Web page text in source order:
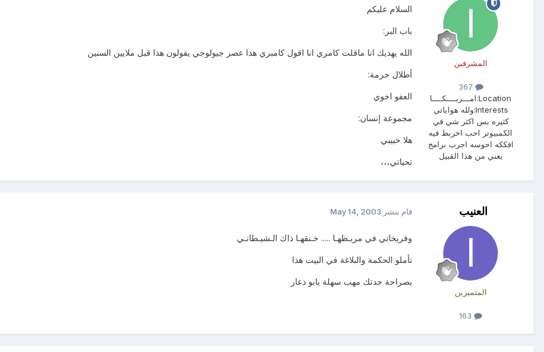
المشرفين
Location: امـــريــــكــــا
Interests: ولله هواياتي
كثيره بس اكثر شي في
الكمبيوتر احب اخربط فيه
افككه احوسه اجرب برامج
يعني من هذا القبيل
السلام عليكم
باب البر:
الله يهديك انا ماقلت كامري انا اقول كامبري هذا عصر جيولوجي يقولون هذا قبل ملايين السنين
أطلال حرمة:
العفو اخوي
مجموعة إنسان:
هلا حبيبي
تحياتي،،،
العنيب
المتميزين
قام بنشر May 14, 2003
وفريخاتي في مربـظهـا ..... خـنقهـا ذاك الـشيـطانـي
تأملو الحكمة والبلاغة في البيت هذا
بصراحة جدتك مهب سهلة يابو ذعار